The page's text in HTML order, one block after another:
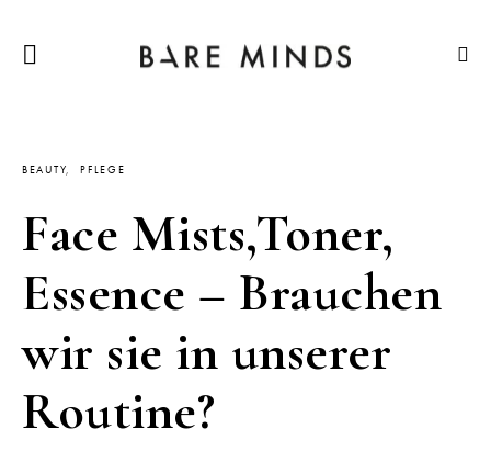
BEAUTY PFLEGE
Face Mists,Toner,
Essence – Brauchen
wir sie in unserer
Routine?